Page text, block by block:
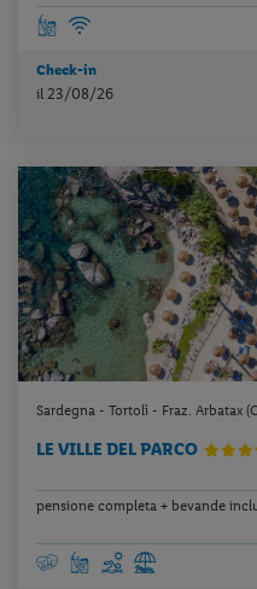
Check-in
il 23/08/26
Sardegna - Tortolì - Fraz. Arbatax
LE VILLE DEL PARCO
pensione completa + bevande